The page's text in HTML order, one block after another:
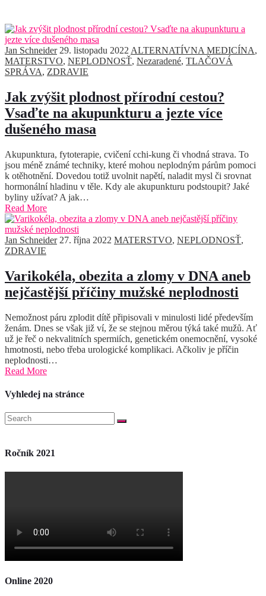
Jan Schneider 29. listopadu 2022 ALTERNATÍVNA MEDICÍNA,
MATERSTVO, NEPLODNOSŤ, Nezaradené, TLAČOVÁ
SPRÁVA, ZDRAVIE
Jak zvýšit plodnost přírodní cestou?
Vsaďte na akupunkturu a jezte více
dušeného masa
Akupunktura, fytoterapie, cvičení cchi-kung či vhodná strava. To
jsou méně známé techniky, které mohou neplodným párům pomoci
k otěhotnění. Dovedou totiž uvolnit napětí, naladit mysl či srovnat
hormonální hladinu v těle. Kdy ale akupunkturu podstoupit? Jaké
byliny užívat? A jak…
Read More
Jan Schneider 27. října 2022 MATERSTVO, NEPLODNOSŤ,
ZDRAVIE
Varikokéla, obezita a zlomy v DNA aneb
nejčastější příčiny mužské neplodnosti
Nemožnost páru zplodit dítě připisovali v minulosti lidé především
ženám. Dnes se však již ví, že se stejnou měrou týká také mužů. Ať
už je řeč o nekvalitních spermiích, genetickém onemocnění, vysoké
hmotnosti, nebo třeba urologické komplikaci. Ačkoliv je příčin
neplodnosti…
Read More
Vyhledej na stránce
Ročník 2021
Online 2020